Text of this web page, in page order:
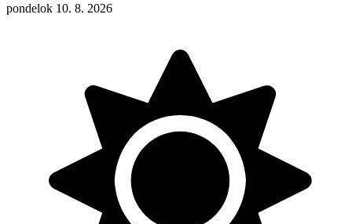
pondelok 10. 8. 2026